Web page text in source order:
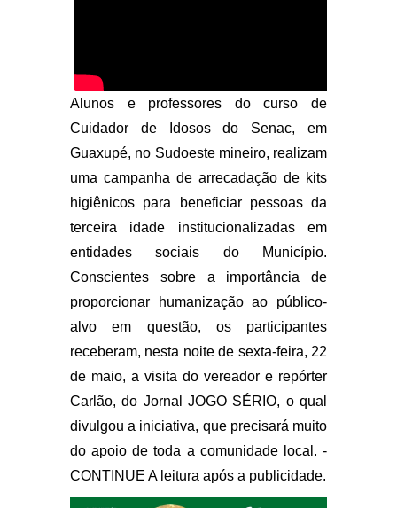
Alunos e professores do curso de
Cuidador de Idosos do Senac, em
Guaxupé, no Sudoeste mineiro, realizam
uma campanha de arrecadação de kits
higiênicos para beneficiar pessoas da
terceira idade institucionalizadas em
entidades sociais do Município.
Conscientes sobre a importância de
proporcionar humanização ao público-
alvo em questão, os participantes
receberam, nesta noite de sexta-feira, 22
de maio, a visita do vereador e repórter
Carlão, do Jornal JOGO SÉRIO, o qual
divulgou a iniciativa, que precisará muito
do apoio de toda a comunidade local. -
CONTINUE A leitura após a publicidade.